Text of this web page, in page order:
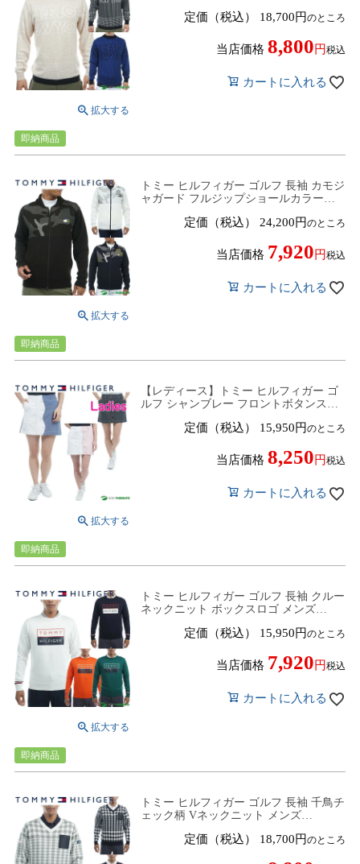
定価（税込） 18,700 のところ
当店価格 8,800 税込
カートに入れる
即納商品
トミー ヒルフィガー ゴルフ 長袖 カモジ
ャガード フルジップショールカラーセ
定価（税込） 24,200 のところ
当店価格 7,920 税込
カートに入れる
即納商品
【レディース】トミー ヒルフィガー ゴ
ルフ シャンブレー フロントボタンスカ
定価（税込） 15,950 のところ
当店価格 8,250 税込
カートに入れる
即納商品
トミー ヒルフィガー ゴルフ 長袖 クルー
ネックニット ボックスロゴ メンズ
定価（税込） 15,950 のところ
当店価格 7,920 税込
カートに入れる
即納商品
トミー ヒルフィガー ゴルフ 長袖 千鳥チ
ェック柄 Vネックニット メンズ
定価（税込） 18,700 のところ